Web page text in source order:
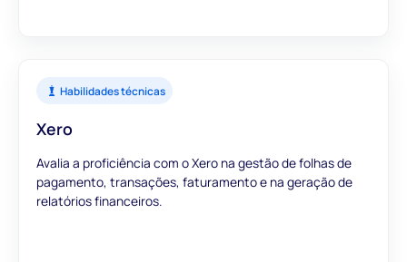
Habilidades técnicas
Xero
Avalia a proficiência com o Xero na gestão de folhas de
pagamento, transações, faturamento e na geração de
relatórios financeiros.